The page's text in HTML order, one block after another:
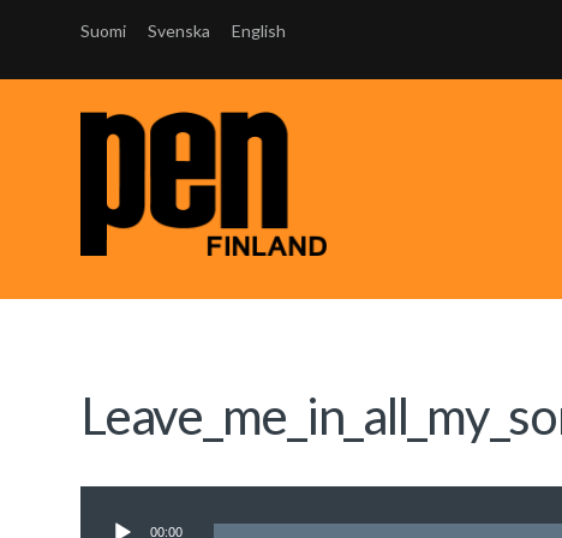
Suomi Svenska English
00:00